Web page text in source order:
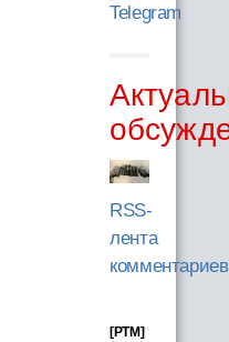
Telegram
RSS-
лента
комментариев
[PTM]